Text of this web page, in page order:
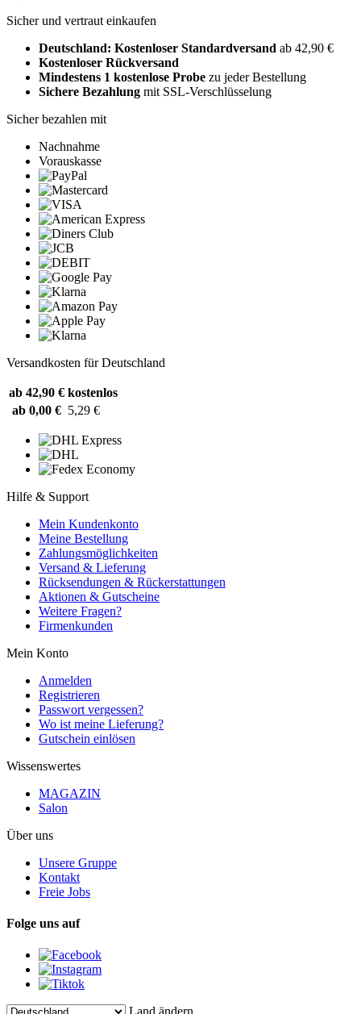
Sicher und vertraut einkaufen
Deutschland: Kostenloser Standardversand ab 42,90 €
Kostenloser Rückversand
Mindestens 1 kostenlose Probe zu jeder Bestellung
Sichere Bezahlung mit SSL-Verschlüsselung
Sicher bezahlen mit
Nachnahme
Vorauskasse
Versandkosten für Deutschland
ab 42,90 € kostenlos
ab 0,00 € 5,29 €
Hilfe & Support
Mein Kundenkonto
Meine Bestellung
Zahlungsmöglichkeiten
Versand & Lieferung
Rücksendungen & Rückerstattungen
Aktionen & Gutscheine
Weitere Fragen?
Firmenkunden
Mein Konto
Anmelden
Registrieren
Passwort vergessen?
Wo ist meine Lieferung?
Gutschein einlösen
Wissenswertes
MAGAZIN
Salon
Über uns
Unsere Gruppe
Kontakt
Freie Jobs
Folge uns auf